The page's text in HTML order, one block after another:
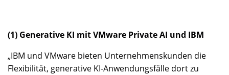
(1) Generative KI mit VMware Private AI und IBM
„IBM und VMware bieten Unternehmenskunden die
Flexibilität, generative KI-Anwendungsfälle dort zu